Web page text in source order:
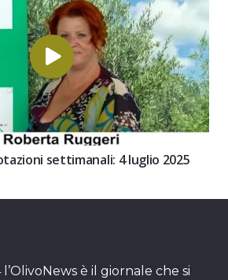
settimanali: 4 luglio 2025
è il giornale che si